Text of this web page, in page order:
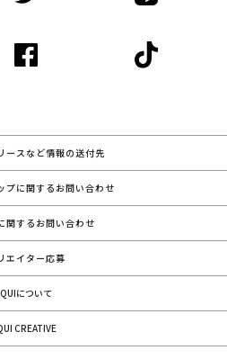
ースなど情報の送付先
プに関するお問い合わせ
関するお問い合わせ
エイター応募
QUIについて
CREATIVE